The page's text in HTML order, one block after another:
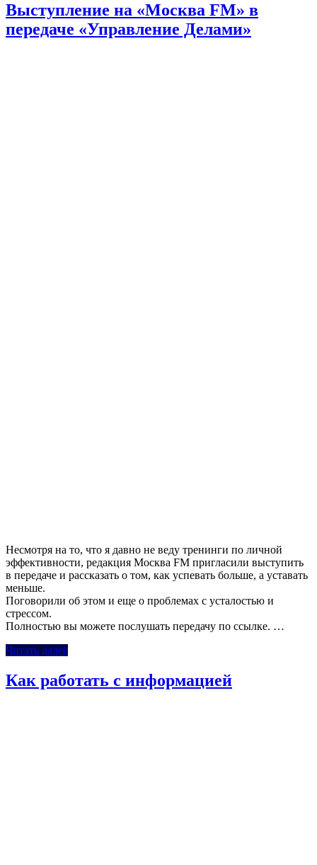
Выступление на «Москва FM» в
передаче «Управление Делами»
Несмотря на то, что я давно не веду тренинги по личной
эффективности, редакция Москва FM пригласили выступить
в передаче и рассказать о том, как успевать больше, а уставать
меньше.
Поговорили об этом и еще о проблемах с усталостью и
стрессом.
Полностью вы можете послушать передачу по ссылке. …
Читать далее
Как работать с информацией